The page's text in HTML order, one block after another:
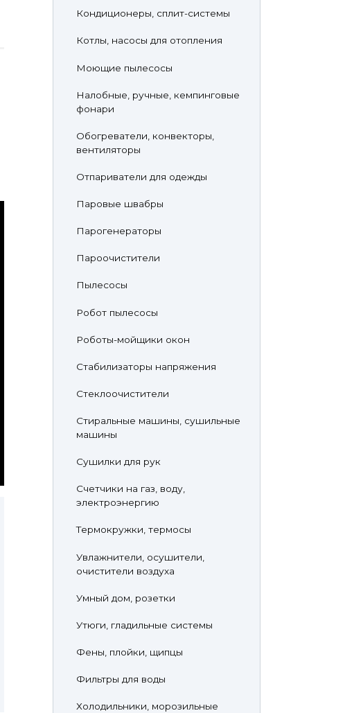
Кондиционеры, сплит-системы
Котлы, насосы для отопления
Моющие пылесосы
Налобные, ручные, кемпинговые
фонари
Обогреватели, конвекторы,
вентиляторы
Отпариватели для одежды
Паровые швабры
Парогенераторы
Пароочистители
Пылесосы
Робот пылесосы
Роботы-мойщики окон
Стабилизаторы напряжения
Стеклоочистители
Стиральные машины, сушильные
машины
Сушилки для рук
Счетчики на газ, воду,
электроэнергию
Термокружки, термосы
Увлажнители, осушители,
очистители воздуха
Умный дом, розетки
Утюги, гладильные системы
Фены, плойки, щипцы
Фильтры для воды
Холодильники, морозильные